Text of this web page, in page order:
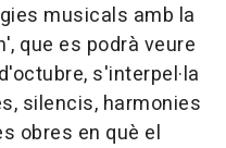
musicals amb la
que es podrà veure
s'interpel·la
silencis, harmonies
obres en què el